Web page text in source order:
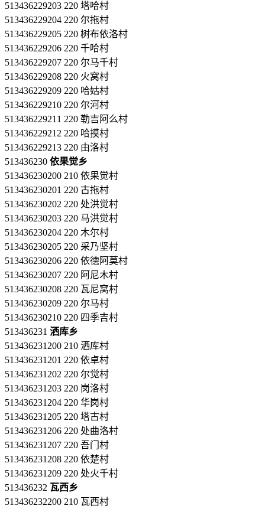
513436229203 220 塔哈村
513436229204 220 尔拖村
513436229205 220 树布依洛村
513436229206 220 千哈村
513436229207 220 尔马千村
513436229208 220 火窝村
513436229209 220 哈姑村
513436229210 220 尔河村
513436229211 220 勒吉阿么村
513436229212 220 哈摸村
513436229213 220 由洛村
513436230 依果觉乡
513436230200 210 依果觉村
513436230201 220 古拖村
513436230202 220 处洪觉村
513436230203 220 马洪觉村
513436230204 220 木尔村
513436230205 220 采乃坚村
513436230206 220 依德阿莫村
513436230207 220 阿尼木村
513436230208 220 瓦尼窝村
513436230209 220 尔马村
513436230210 220 四季吉村
513436231 洒库乡
513436231200 210 洒库村
513436231201 220 依卓村
513436231202 220 尔觉村
513436231203 220 岗洛村
513436231204 220 华岗村
513436231205 220 塔古村
513436231206 220 处曲洛村
513436231207 220 吾门村
513436231208 220 依楚村
513436231209 220 处火千村
513436232 瓦西乡
513436232200 210 瓦西村